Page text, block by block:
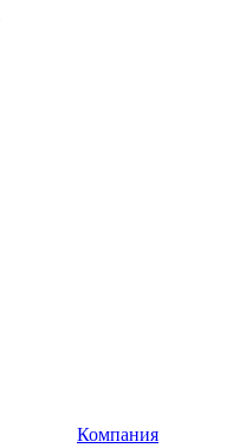
Компания